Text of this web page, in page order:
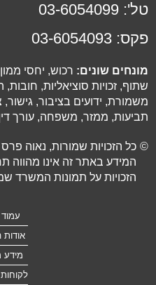
טל': 03-6054099
פקס: 03-6054093
מונחים שונים: רכוש, יחסי
שתוף, זכויות סוציאליות,
משמורת, ידועים בציבור, גישור,
תביעות, ממזר, משפחה, עורך דין,
© כל הזכויות שמורות, נאוה
המידע באתר זה אינו מהווה
הזכויות על תמונות המשרד
מידע